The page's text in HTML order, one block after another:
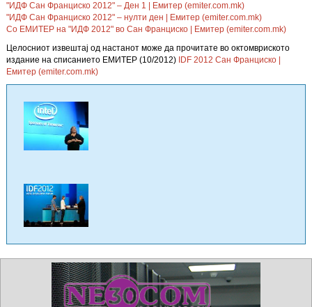
"ИДФ Сан Франциско 2012" – Ден 1 | Емитер (emiter.com.mk)
"ИДФ Сан Франциско 2012" – нулти ден | Емитер (emiter.com.mk)
Со ЕМИТЕР на "ИДФ 2012" во Сан Франциско | Емитер (emiter.com.mk)
Целосниот извештај од настанот може да прочитате во октомвриското
издание на списанието ЕМИТЕР (10/2012) IDF 2012 Сан Франциско |
Емитер (emiter.com.mk)